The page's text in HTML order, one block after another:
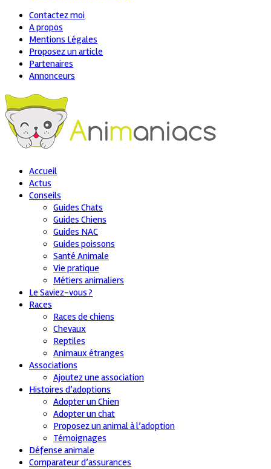
Contactez moi
A propos
Mentions Légales
Proposez un article
Partenaires
Annonceurs
Accueil
Actus
Conseils
Guides Chats
Guides Chiens
Guides NAC
Guides poissons
Santé Animale
Vie pratique
Métiers animaliers
Le Saviez-vous ?
Races
Races de chiens
Chevaux
Reptiles
Animaux étranges
Associations
Ajoutez une association
Histoires d’adoptions
Adopter un Chien
Adopter un chat
Proposez un animal à l’adoption
Témoignages
Défense animale
Comparateur d’assurances